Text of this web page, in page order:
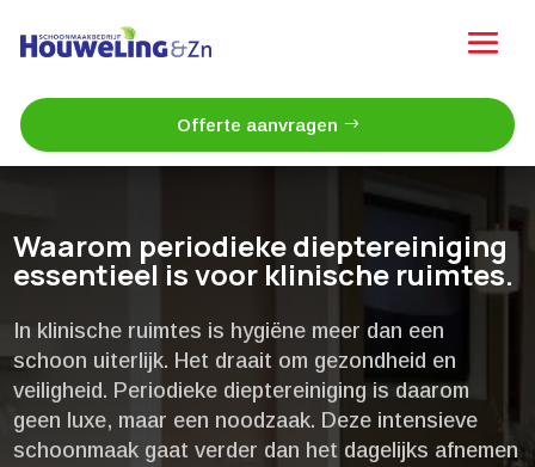
Offerte aanvragen
Waarom periodieke dieptereiniging
essentieel is voor klinische ruimtes.​
In klinische ruimtes is hygiëne meer dan een
schoon uiterlijk.​ Het draait om gezondheid en
veiligheid.​ Periodieke dieptereiniging is daarom
geen luxe, maar een noodzaak.​ Deze intensieve
schoonmaak gaat verder dan het dagelijks afnemen